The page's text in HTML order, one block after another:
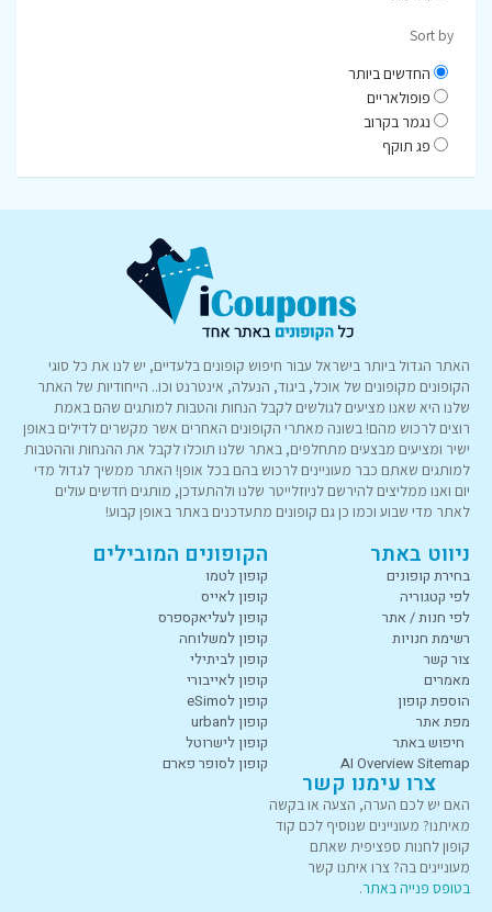
Sort by
החדשים ביותר
פופולאריים
נגמר בקרוב
פג תוקף
האתר הגדול ביותר בישראל עבור חיפוש קופונים בלעדיים, יש לנו את כל סוגי
הקופונים מקופונים של אוכל, ביגוד, הנעלה, אינטרנט וכו.. הייחודיות של האתר
שלנו היא שאנו מציעים לגולשים לקבל הנחות והטבות למותגים שהם באמת
רוצים לרכוש מהם! בשונה מאתרי הקופונים האחרים אשר מקשרים לדילים באופן
ישיר ומציעים מבצעים מתחלפים, באתר שלנו תוכלו לקבל את ההנחות וההטבות
למותגים שאתם כבר מעוניינים לרכוש בהם בכל אופן! האתר ממשיך לגדול מדי
יום ואנו ממליצים להירשם לניוזלייטר שלנו ולהתעדכן, מותגים חדשים עולים
לאתר מדי שבוע וכמו כן גם קופונים מתעדכנים באתר באופן קבוע!
ניווט באתר
בחירת קופונים
לפי קטגוריה
לפי חנות / אתר
רשימת חנויות
צור קשר
מאמרים
הוספת קופון
מפת אתר
חיפוש באתר
AI Overview Sitemap
הקופונים המובילים
קופון לטמו
קופון לאייס
קופון לעליאקספרס
קופון למשלוחה
קופון לביתילי
קופון לאייבורי
קופון לeSimo
קופון לurban
קופון לישרוטל
קופון לסופר פארם
צרו עימנו קשר
האם יש לכם הערה, הצעה או בקשה
מאיתנו? מעוניינים שנוסיף לכם קוד
קופון לחנות ספציפית שאתם
מעוניינים בה? צרו איתנו קשר
בטופס פנייה באתר.